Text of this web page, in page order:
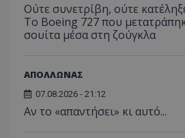
Ούτε συνετρίβη, ούτε
Το Boeing 727 που
σουίτα μέσα στη ζούγκλα
ΑΠΟΛΛΩΝΑΣ
07.08.2026 - 21:12
Αν το «απαντήσει» κι αυτό...